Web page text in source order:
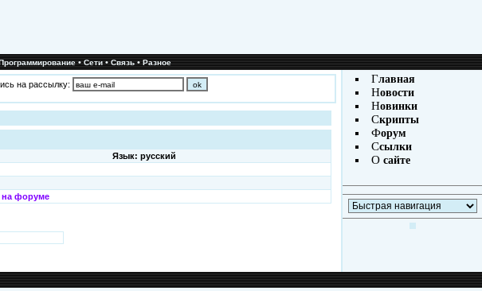
•Сети•Связь•Разное
на рассылку:
Язык: русский
на форуме
Главная
Новости
Новинки
Скрипты
Форум
Ссылки
Осайте